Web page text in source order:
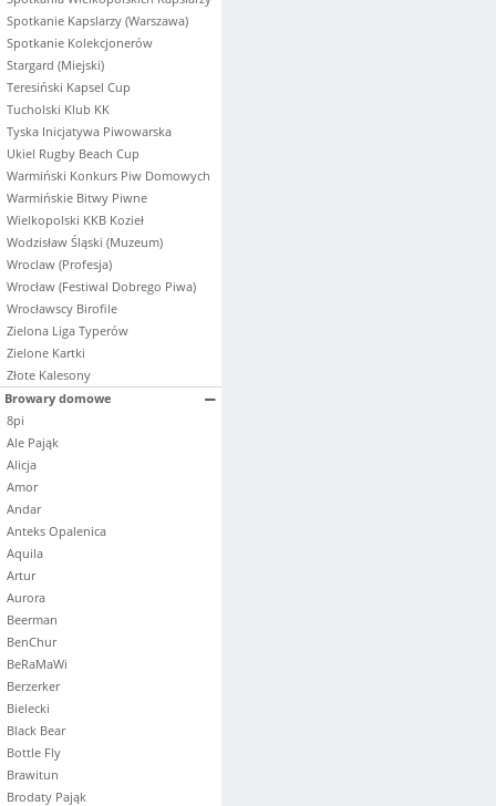
Spotkanie Kapslarzy (Warszawa)
Spotkanie Kolekcjonerów
Stargard (Miejski)
Teresiński Kapsel Cup
Tucholski Klub KK
Tyska Inicjatywa Piwowarska
Ukiel Rugby Beach Cup
Warmiński Konkurs Piw Domowych
Warmińskie Bitwy Piwne
Wielkopolski KKB Kozieł
Wodzisław Śląski (Muzeum)
Wroclaw (Profesja)
Wrocław (Festiwal Dobrego Piwa)
Wrocławscy Birofile
Zielona Liga Typerów
Zielone Kartki
Złote Kalesony
Browary domowe
8pi
Ale Pająk
Alicja
Amor
Andar
Anteks Opalenica
Aquila
Artur
Aurora
Beerman
BenChur
BeRaMaWi
Berzerker
Bielecki
Black Bear
Bottle Fly
Brawitun
Brodaty Pająk